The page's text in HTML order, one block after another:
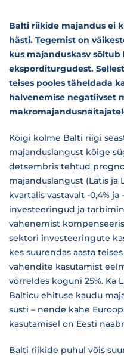
Balti riikide majandus ei
hästi. Tegemist on
kus majanduskasv sõltub
eksporditurgudest.
teises pooles täheldada
halvenemise negatiivset
Kõigi kolme Balti riigi
majandus­langust kõige
detsembris tehtud
majanduslangust (Lätis ja
kvartalis vastavalt -0,4%
investeeringud ja
vähenemist
sektori investeeringute
kes suurendas aasta
vahendite kasutamist
võrreldes koguni 25%. Ka
Balticu ehituse kaudu
süsti – nende kahe
kasutamisel on Eesti
Balti riikide puhul võis